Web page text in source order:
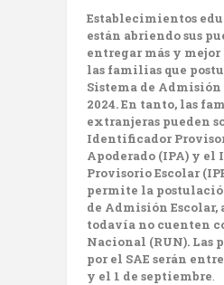
Establecimientos
están abriendo sus
entregar más y
las familias que
Sistema de Admisión
2024. En tanto, las
extranjeras pueden
Identificador
Apoderado (IPA) y
Provisorio Escolar
permite la
de Admisión Escolar,
todavía no cuenten
Nacional (RUN). Las
por el SAE serán
y el 1 de septiembre.